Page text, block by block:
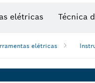
elétricas Técnica
elétricas